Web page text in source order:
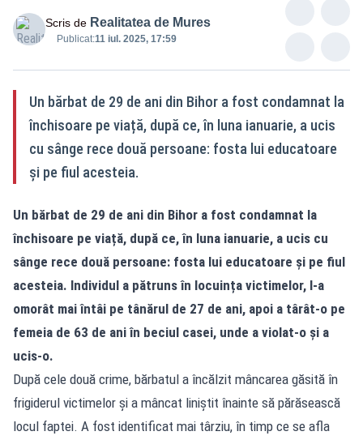
Scris de Realitatea de Mures
Publicat:11 iul. 2025, 17:59
Un bărbat de 29 de ani din Bihor a fost condamnat la
închisoare pe viață, după ce, în luna ianuarie, a ucis
cu sânge rece două persoane: fosta lui educatoare
și pe fiul acesteia.
Un bărbat de 29 de ani din Bihor a fost condamnat la
închisoare pe viață, după ce, în luna ianuarie, a ucis cu
sânge rece două persoane: fosta lui educatoare și pe fiul
acesteia. Individul a pătruns în locuința victimelor, l-a
omorât mai întâi pe tânărul de 27 de ani, apoi a târât-o pe
femeia de 63 de ani în beciul casei, unde a violat-o și a
ucis-o.
După cele două crime, bărbatul a încălzit mâncarea găsită în
frigiderul victimelor și a mâncat liniștit înainte să părăsească
locul faptei. A fost identificat mai târziu, în timp ce se afla